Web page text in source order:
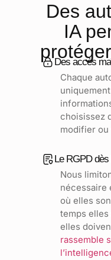
Des
IA
Des accès
Chaque
choisissez
modifier ou
Le RGPD
Nous
nécessaire
où elles
temps
elles
rassemble